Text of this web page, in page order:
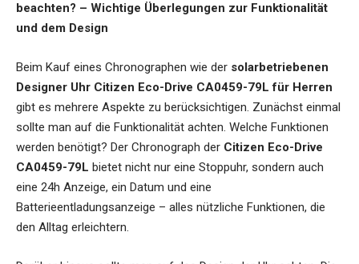
beachten? – Wichtige Überlegungen zur Funktionalität
und dem Design
Beim Kauf eines Chronographen wie der solarbetriebenen
Designer Uhr Citizen Eco-Drive CA0459-79L für Herren
gibt es mehrere Aspekte zu berücksichtigen. Zunächst einmal
sollte man auf die Funktionalität achten. Welche Funktionen
werden benötigt? Der Chronograph der Citizen Eco-Drive
CA0459-79L bietet nicht nur eine Stoppuhr, sondern auch
eine 24h Anzeige, ein Datum und eine
Batterieentladungsanzeige – alles nützliche Funktionen, die
den Alltag erleichtern.